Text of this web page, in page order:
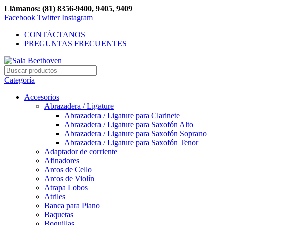
Llámanos: (81) 8356-9400, 9405, 9409
Facebook Twitter Instagram
CONTÁCTANOS
PREGUNTAS FRECUENTES
Categoría
Accesorios
Abrazadera / Ligature
Abrazadera / Ligature para Clarinete
Abrazadera / Ligature para Saxofón Alto
Abrazadera / Ligature para Saxofón Soprano
Abrazadera / Ligature para Saxofón Tenor
Adaptador de corriente
Afinadores
Arcos de Cello
Arcos de Violín
Atrapa Lobos
Atriles
Banca para Piano
Baquetas